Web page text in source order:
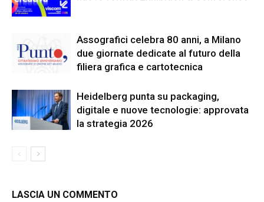
Assografici celebra 80 anni, a Milano
due giornate dedicate al futuro della
filiera grafica e cartotecnica
Heidelberg punta su packaging,
digitale e nuove tecnologie: approvata
la strategia 2026
LASCIA UN COMMENTO